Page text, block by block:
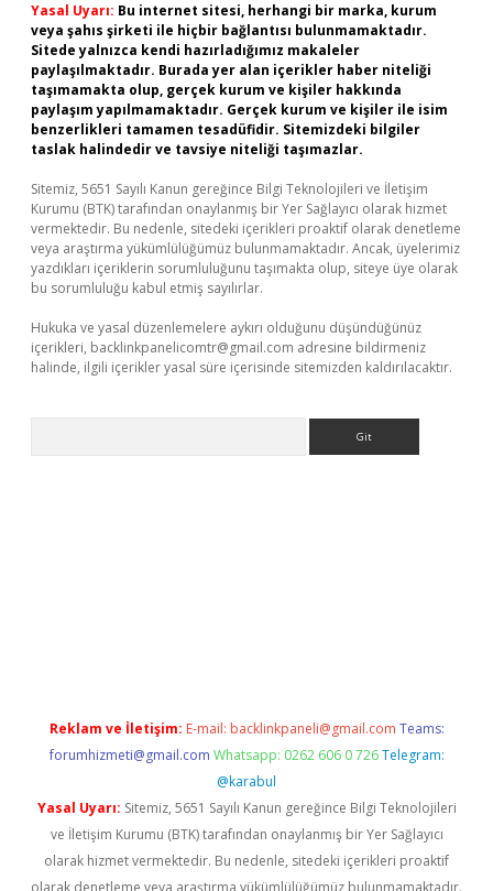
Yasal Uyarı: Bu internet sitesi, herhangi bir marka, kurum
veya şahıs şirketi ile hiçbir bağlantısı bulunmamaktadır.
Sitede yalnızca kendi hazırladığımız makaleler
paylaşılmaktadır. Burada yer alan içerikler haber niteliği
taşımamakta olup, gerçek kurum ve kişiler hakkında
paylaşım yapılmamaktadır. Gerçek kurum ve kişiler ile isim
benzerlikleri tamamen tesadüfidir. Sitemizdeki bilgiler
taslak halindedir ve tavsiye niteliği taşımazlar.
Sitemiz, 5651 Sayılı Kanun gereğince Bilgi Teknolojileri ve İletişim
Kurumu (BTK) tarafından onaylanmış bir Yer Sağlayıcı olarak hizmet
vermektedir. Bu nedenle, sitedeki içerikleri proaktif olarak denetleme
veya araştırma yükümlülüğümüz bulunmamaktadır. Ancak, üyelerimiz
yazdıkları içeriklerin sorumluluğunu taşımakta olup, siteye üye olarak
bu sorumluluğu kabul etmiş sayılırlar.
Hukuka ve yasal düzenlemelere aykırı olduğunu düşündüğünüz
içerikleri, backlinkpanelicomtr@gmail.com adresine bildirmeniz
halinde, ilgili içerikler yasal süre içerisinde sitemizden kaldırılacaktır.
Reklam ve İletişim: E-mail: backlinkpaneli@gmail.com Teams:
forumhizmeti@gmail.com Whatsapp: 0262 606 0 726 Telegram:
@karabul
Yasal Uyarı: Sitemiz, 5651 Sayılı Kanun gereğince Bilgi Teknolojileri
ve İletişim Kurumu (BTK) tarafından onaylanmış bir Yer Sağlayıcı
olarak hizmet vermektedir. Bu nedenle, sitedeki içerikleri proaktif
olarak denetleme veya araştırma yükümlülüğümüz bulunmamaktadır.